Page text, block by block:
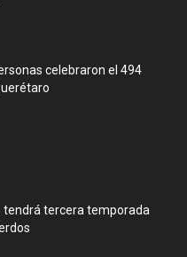
celebraron el 494
tendrá tercera temporada